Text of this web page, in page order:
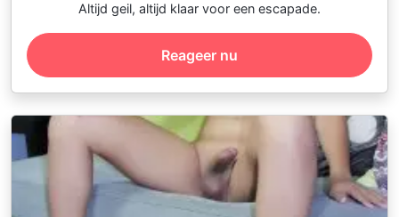
Altijd geil, altijd klaar voor een escapade.
Reageer nu